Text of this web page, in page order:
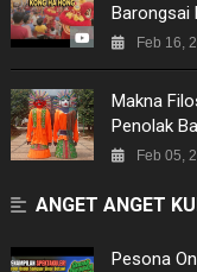
SITEMAP
Barongsai
Feb 16,
Makna
Penolak
Feb 05,
ANGET ANGET
Pesona